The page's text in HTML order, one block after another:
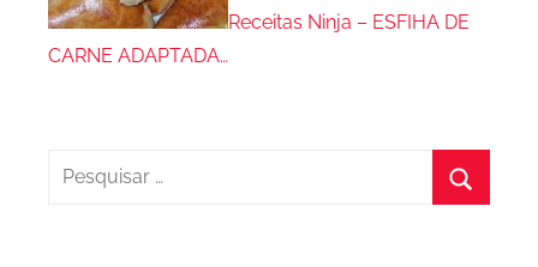
Receitas Ninja – ESFIHA DE
CARNE ADAPTADA…
Pesquisar